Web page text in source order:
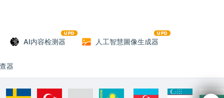
AI内容检测器
UPD
人工智慧圖像生成器
UPD
器